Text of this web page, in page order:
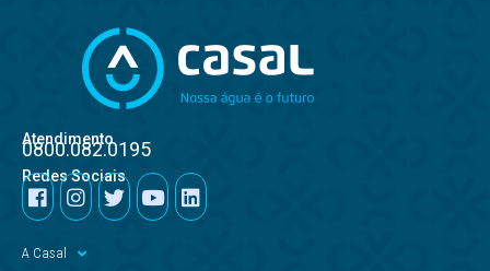
Atendimento
0800.082.0195
Redes Sociais
A Casal